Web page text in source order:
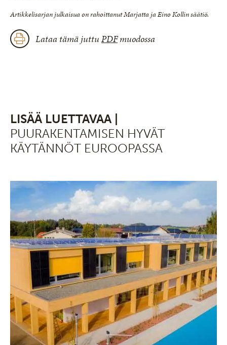
Artikkelisarjan julkaisua on rahoittanut Marjatta ja Eino Kollin säätiö.
Lataa tämä juttu PDFmuodossa
LISÄÄ LUETTAVAA |
PUURAKENTAMISEN HYVÄT
KÄYTÄNNÖT EUROOPASSA